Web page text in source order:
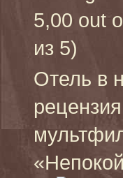
из 5)
Отель в